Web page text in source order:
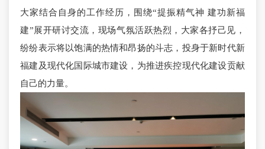
大家结合自身的工作经历，围绕“提振精气神 建功新福
建”展开研讨交流，现场气氛活跃热烈，大家各抒己见，
纷纷表示将以饱满的热情和昂扬的斗志，投身于新时代新
福建及现代化国际城市建设，为推进疾控现代化建设贡献
自己的力量。